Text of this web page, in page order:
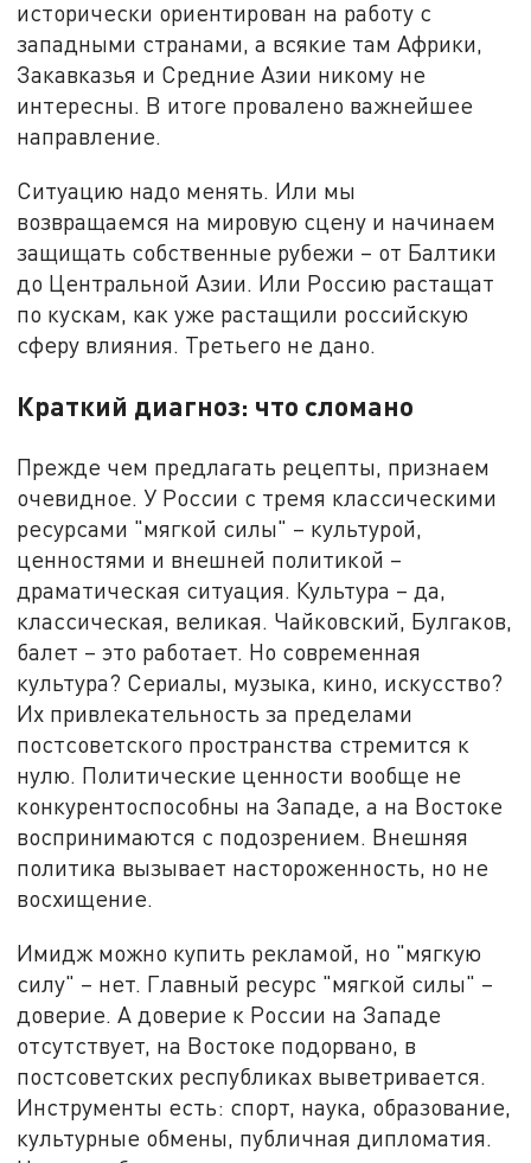
исторически ориентирован на работу с
западными странами, а всякие там Африки,
Закавказья и Средние Азии никому не
интересны. В итоге провалено важнейшее
направление.
Ситуацию надо менять. Или мы
возвращаемся на мировую сцену и начинаем
защищать собственные рубежи – от Балтики
до Центральной Азии. Или Россию растащат
по кускам, как уже растащили российскую
сферу влияния. Третьего не дано.
Краткий диагноз: что сломано
Прежде чем предлагать рецепты, признаем
очевидное. У России с тремя классическими
ресурсами "мягкой силы" – культурой,
ценностями и внешней политикой –
драматическая ситуация. Культура – да,
классическая, великая. Чайковский, Булгаков,
балет – это работает. Но современная
культура? Сериалы, музыка, кино, искусство?
Их привлекательность за пределами
постсоветского пространства стремится к
нулю. Политические ценности вообще не
конкурентоспособны на Западе, а на Востоке
воспринимаются с подозрением. Внешняя
политика вызывает настороженность, но не
восхищение.
Имидж можно купить рекламой, но "мягкую
силу" – нет. Главный ресурс "мягкой силы" –
доверие. А доверие к России на Западе
отсутствует, на Востоке подорвано, в
постсоветских республиках выветривается.
Инструменты есть: спорт, наука, образование,
культурные обмены, публичная дипломатия.